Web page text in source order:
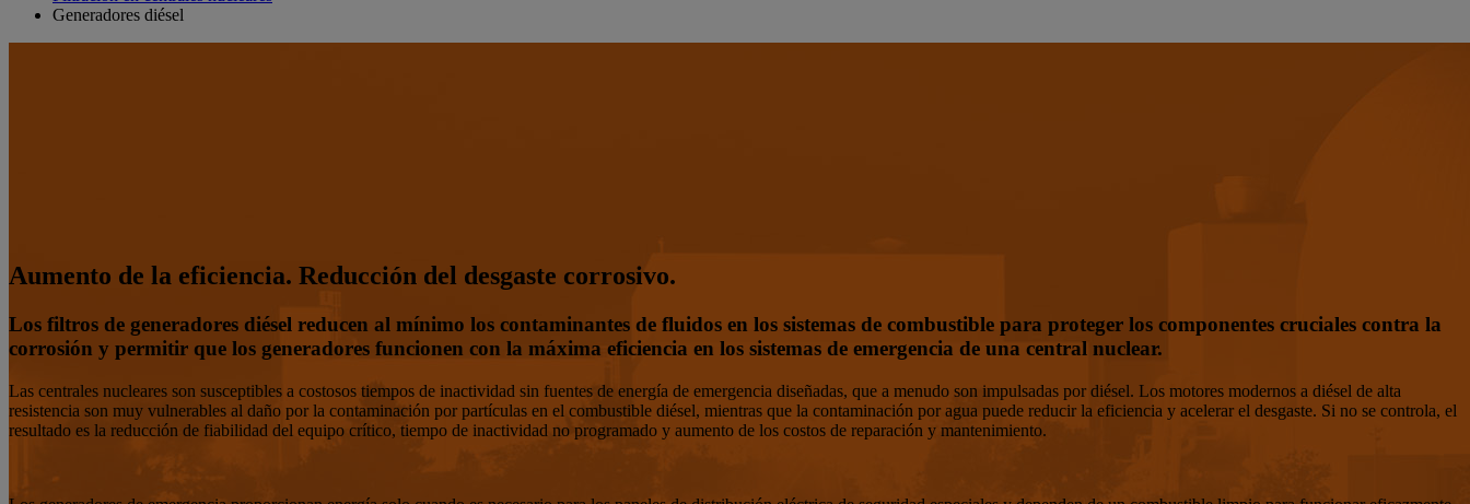
Generadores diésel
Aumento de la eficiencia. Reducción del desgaste corrosivo.
Los filtros de generadores diésel reducen al mínimo los contaminantes de fluidos en los sistemas de combustible para proteger los componentes cruciales contra la
corrosión y permitir que los generadores funcionen con la máxima eficiencia en los sistemas de emergencia de una central nuclear.
Las centrales nucleares son susceptibles a costosos tiempos de inactividad sin fuentes de energía de emergencia diseñadas, que a menudo son impulsadas por diésel. Los motores modernos a diésel de alta
resistencia son muy vulnerables al daño por la contaminación por partículas en el combustible diésel, mientras que la contaminación por agua puede reducir la eficiencia y acelerar el desgaste. Si no se controla, el
resultado es la reducción de fiabilidad del equipo crítico, tiempo de inactividad no programado y aumento de los costos de reparación y mantenimiento.